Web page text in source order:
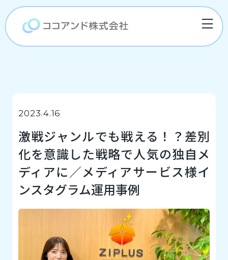
2023.4.16
激戦ジャンルでも戦える！？差別
化を意識した戦略で人気の独自メ
ディアに／メディアサービス様イ
ンスタグラム運用事例